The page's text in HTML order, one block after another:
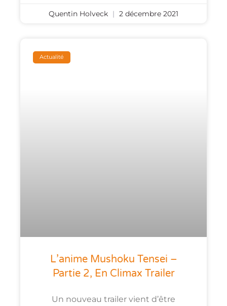
Quentin Holveck 2 décembre 2021
Actualité
L’anime Mushoku Tensei –
Partie 2, En Climax Trailer
Un nouveau trailer vient d’être